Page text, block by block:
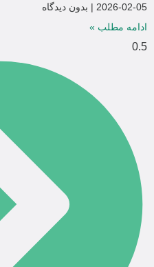
2026-02-05
بدون دیدگاه
ادامه مطلب »